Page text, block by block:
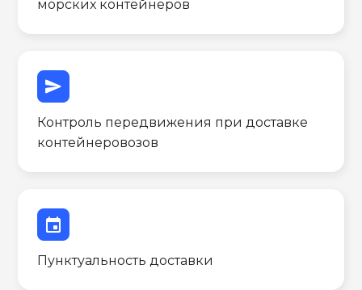
морских контейнеров
send
Контроль передвижения при доставке
контейнеровозов
event
Пунктуальность доставки